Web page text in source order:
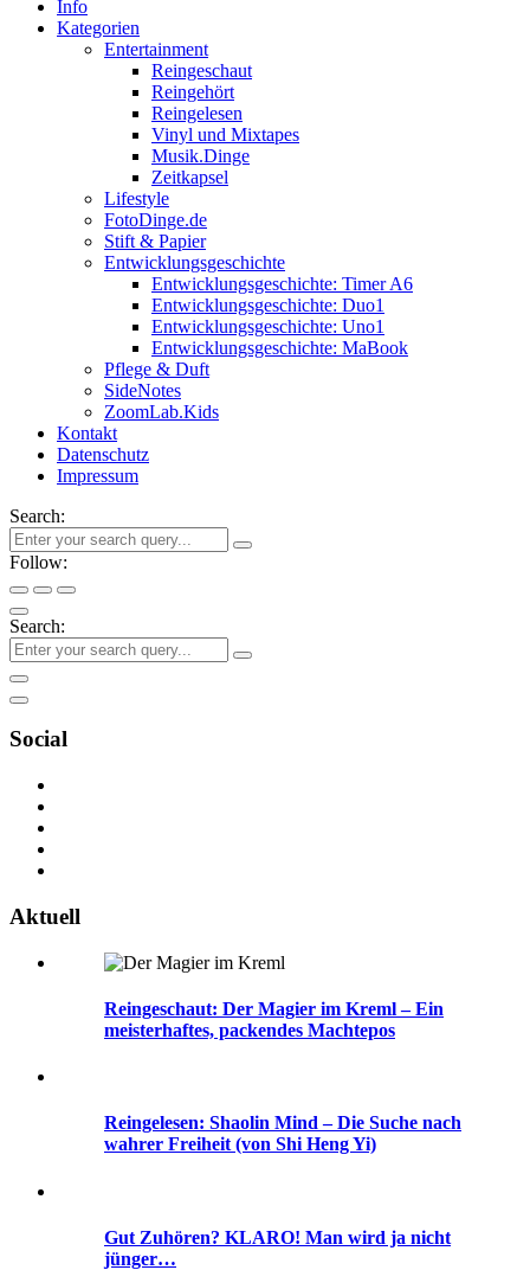
Info
Kategorien
Entertainment
Reingeschaut
Reingehört
Reingelesen
Vinyl und Mixtapes
Musik.Dinge
Zeitkapsel
Lifestyle
FotoDinge.de
Stift & Papier
Entwicklungsgeschichte
Entwicklungsgeschichte: Timer A6
Entwicklungsgeschichte: Duo1
Entwicklungsgeschichte: Uno1
Entwicklungsgeschichte: MaBook
Pflege & Duft
SideNotes
ZoomLab.Kids
Kontakt
Datenschutz
Impressum
Search:
Follow:
Search:
Social
Aktuell
Reingeschaut: Der Magier im Kreml – Ein
meisterhaftes, packendes Machtepos
Reingelesen: Shaolin Mind – Die Suche nach
wahrer Freiheit (von Shi Heng Yi)
Gut Zuhören? KLARO! Man wird ja nicht
jünger…